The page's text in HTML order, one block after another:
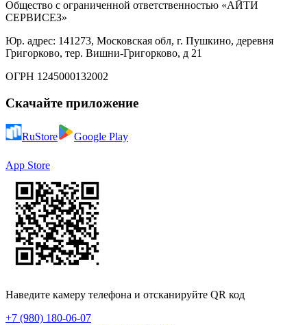
Общество с ограниченной ответственностью «АЙТИ
СЕРВИСЕЗ»
Юр. адрес: 141273, Московская обл, г. Пушкино, деревня
Григорково, тер. Вишни-Григорково, д 21
ОГРН 1245000132002
Скачайте приложение
RuStore Google Play
App Store
Наведите камеру телефона и отсканируйте QR код
+7 (980) 180-06-07